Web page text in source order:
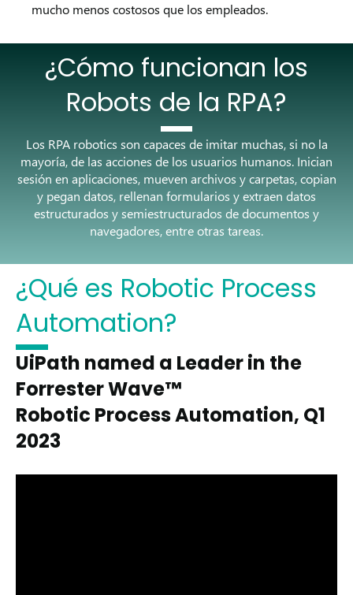
mucho menos costosos que los empleados.
¿Cómo funcionan los
Robots de la RPA?
Los RPA robotics son capaces de imitar muchas, si no la
mayoría, de las acciones de los usuarios humanos. Inician
sesión en aplicaciones, mueven archivos y carpetas, copian
y pegan datos, rellenan formularios y extraen datos
estructurados y semiestructurados de documentos y
navegadores, entre otras tareas.
¿Qué es Robotic Process
Automation?
UiPath named a Leader in the
Forrester Wave™
Robotic Process Automation, Q1
2023